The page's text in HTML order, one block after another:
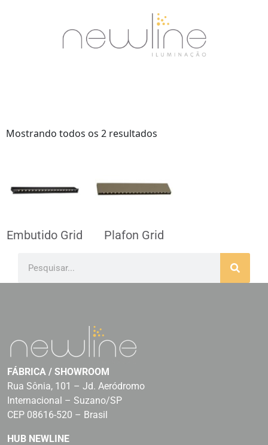
Mostrando todos os 2 resultados
Embutido Grid Plafon Grid
FÁBRICA / SHOWROOM
Rua Sônia, 101 – Jd. Aeródromo
Internacional – Suzano/SP
CEP 08616-520 – Brasil
HUB NEWLINE